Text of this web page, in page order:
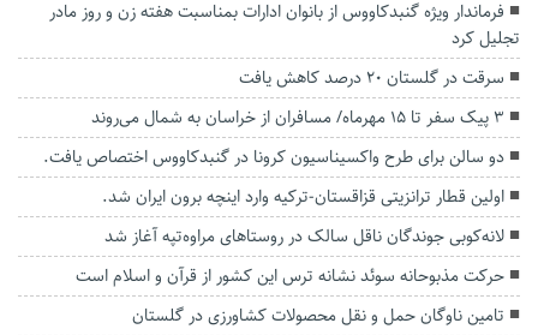
فرماندار ویژه گنبدکاووس از بانوان ادارات بمناسبت هفته زن و روز مادر
تجلیل کرد
سرقت در گلستان ۲۰ درصد کاهش یافت
۳ پیک سفر تا ۱۵ مهرماه/ مسافران از خراسان به شمال می‌روند
دو سالن برای طرح واکسیناسیون کرونا در گنبدکاووس اختصاص یافت.
اولین قطار ترانزیتی قزاقستان-ترکیه وارد اینچه برون ایران شد.
لانه‌کوبی جوندگان ناقل سالک در روستاهای مراوه‌تپه آغاز شد
حرکت مذبوحانه سوئد نشانه ترس این کشور از قرآن و اسلام است
تامین ناوگان حمل و نقل محصولات کشاورزی در گلستان